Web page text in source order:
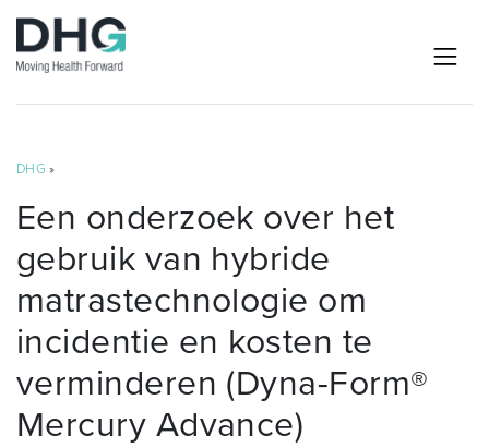
DHG »
Een onderzoek over het
gebruik van hybride
matrastechnologie om
incidentie en kosten te
verminderen (Dyna-Form®
Mercury Advance)